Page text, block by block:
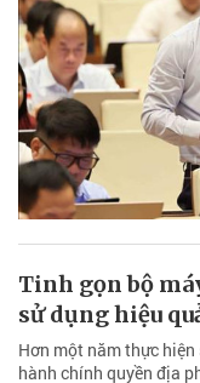
Tinh gọn bộ
sử dụng hiệu
Hơn một năm thực
hành chính quyền địa